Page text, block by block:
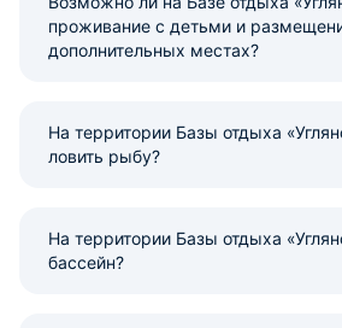
проживание с детьми и
дополнительных местах?
На территории Базы отдыха
ловить рыбу?
На территории Базы отдыха
бассейн?